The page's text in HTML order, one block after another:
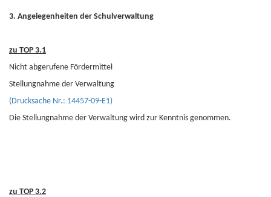
3. Angelegenheiten der Schulverwaltung
zu TOP 3.1
Nicht abgerufene Fördermittel
Stellungnahme der Verwaltung
(Drucksache Nr.: 14457-09-E1)
Die Stellungnahme der Verwaltung wird zur Kenntnis genommen.
zu TOP 3.2